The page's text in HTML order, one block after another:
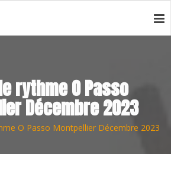
rythme O Passo
Décembre 2023
O Passo Montpellier Décembre 2023